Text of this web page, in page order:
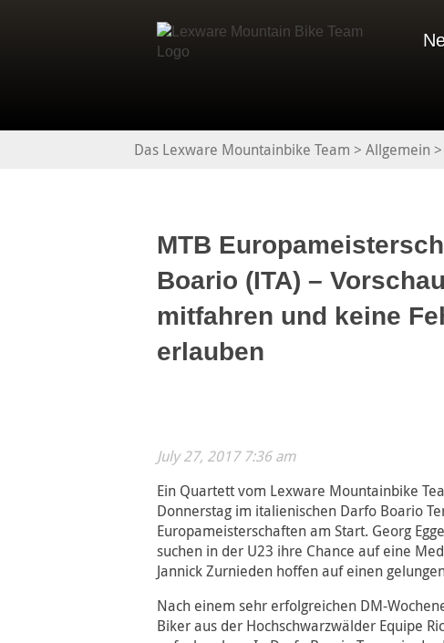
Das Lexware Mountainbike Team > Allgemein >
MTB
Boario (ITA) –
mitfahren und keine
erlauben
July 27, 2017 7:36 am
Ein Quartett vom Lexware Mountainbike
Donnerstag im italienischen Darfo Boario
Europameisterschaften am Start. Georg
suchen in der U23 ihre Chance auf eine
Jannick Zurnieden hoffen auf einen
Nach einem sehr erfolgreichen DM-
Biker aus der Hochschwarzwälder Equipe